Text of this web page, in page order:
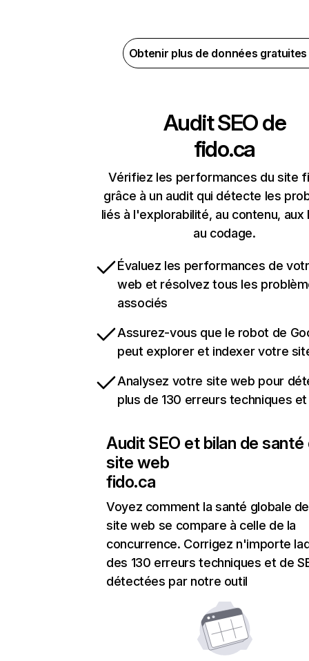
Obtenir plus de données
Audit SEO de
fido.ca
Vérifiez les performances du site
grâce à un audit qui détecte les
liés à l'explorabilité, au contenu, aux
au codage.
Évaluez les performances de
web et résolvez tous les
associés
Assurez-vous que le robot de
peut explorer et indexer votre
Analysez votre site web pour
plus de 130 erreurs techniques et
Audit SEO et bilan de santé
site web
fido.ca
Voyez comment la santé globale
site web se compare à celle de la
concurrence. Corrigez n'importe
des 130 erreurs techniques et de
détectées par notre outil